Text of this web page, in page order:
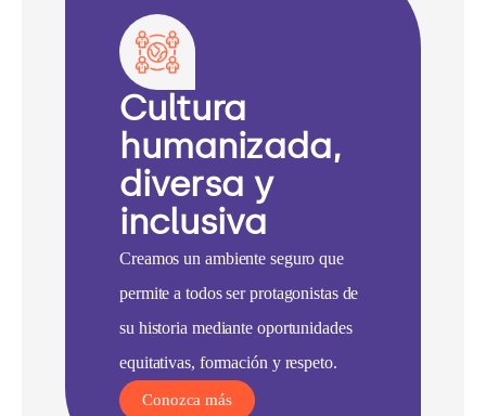
Cultura
humanizada,
diversa y
inclusiva
Creamos un ambiente seguro que
permite a todos ser protagonistas de
su historia mediante oportunidades
equitativas, formación y respeto.
Conozca más